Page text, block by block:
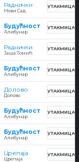
Раднички
Нови Сад
УТАКМИЦА
Будућност
Алибунар
УТАКМИЦА
Раднички
Јаша Томић
УТАКМИЦА
Будућност
Алибунар
УТАКМИЦА
Долово
Долово
УТАКМИЦА
Будућност
Алибунар
УТАКМИЦА
Будућност
Алибунар
УТАКМИЦА
Црепаја
Црепаја
УТАКМИЦА